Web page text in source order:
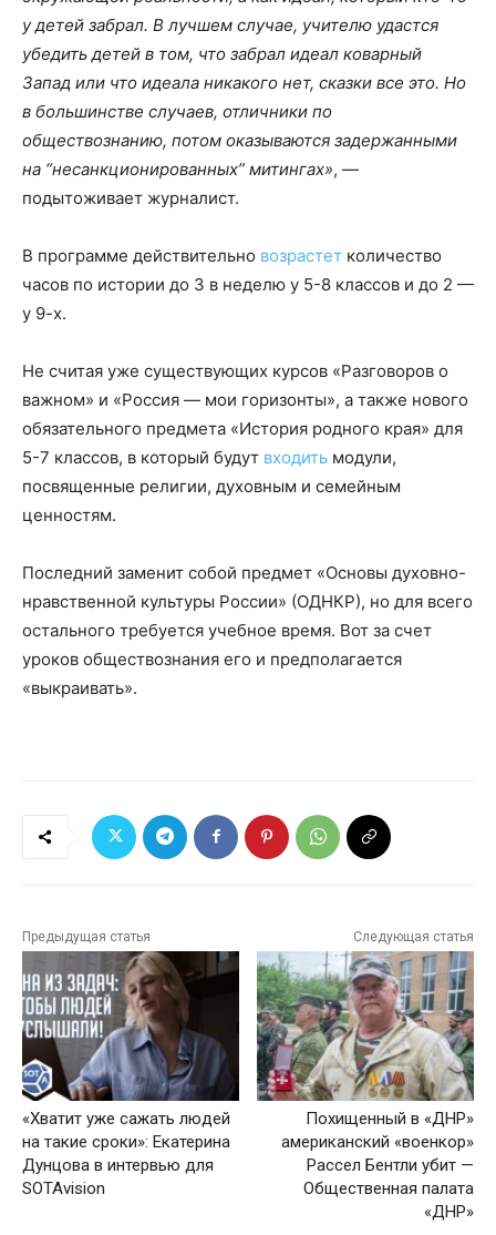
у детей забрал. В лучшем случае, учителю удастся
убедить детей в том, что забрал идеал коварный
Запад или что идеала никакого нет, сказки все это. Но
в большинстве случаев, отличники по
обществознанию, потом оказываются задержанными
на “несанкционированных” митингах», —
подытоживает журналист.
В программе действительно возрастет количество
часов по истории до 3 в неделю у 5-8 классов и до 2 —
у 9-х.
Не считая уже существующих курсов «Разговоров о
важном» и «Россия — мои горизонты», а также нового
обязательного предмета «История родного края» для
5-7 классов, в который будут входить модули,
посвященные религии, духовным и семейным
ценностям.
Последний заменит собой предмет «Основы духовно-
нравственной культуры России» (ОДНКР), но для всего
остального требуется учебное время. Вот за счет
уроков обществознания его и предполагается
«выкраивать».
Предыдущая статья
«Хватит уже сажать людей
на такие сроки»: Екатерина
Дунцова в интервью для
SOTAvision
Следующая статья
Похищенный в «ДНР»
американский «военкор»
Рассел Бентли убит —
Общественная палата
«ДНР»